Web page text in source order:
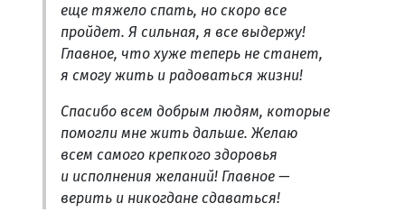
еще тяжело спать, но скоро все
пройдет. Я сильная, я все выдержу!
Главное, что хуже теперь не станет,
я смогу жить и радоваться жизни!
Спасибо всем добрым людям, которые
помогли мне жить дальше. Желаю
всем самого крепкого здоровья
и исполнения желаний! Главное —
верить и никогдане сдаваться!